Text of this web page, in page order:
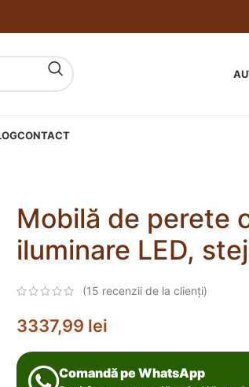
CONTACT
Mobilă de perete
iluminare LED,
(15 recenzii de la clienți)
3337,99 lei
Comandă pe WhatsApp